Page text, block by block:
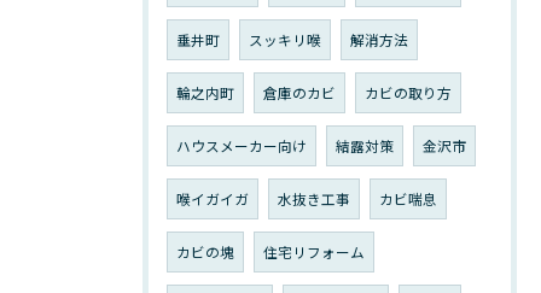
垂井町 スッキリ喉 解消方法
輪之内町 倉庫のカビ カビの取り方
ハウスメーカー向け 結露対策 金沢市
喉イガイガ 水抜き工事 カビ喘息
カビの塊 住宅リフォーム